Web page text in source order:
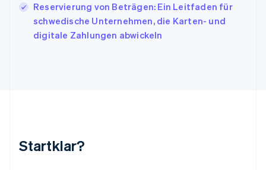
Reservierung von Beträgen: Ein Leitfaden für
schwedische Unternehmen, die Karten- und
digitale Zahlungen abwickeln
Startklar?
English
Liechtenstein
DeutschEnglish
Mexiko